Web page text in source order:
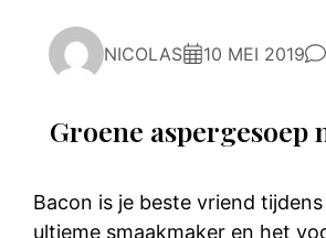
NICOLAS 10 MEI 2019
Groene aspergesoep
Bacon is je beste vriend
ultieme smaakmaker en het